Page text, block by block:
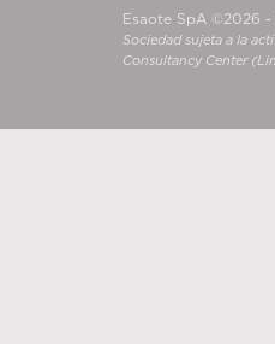
Esaote SpA ©2026 -
Sociedad sujeta a la
Consultancy Center